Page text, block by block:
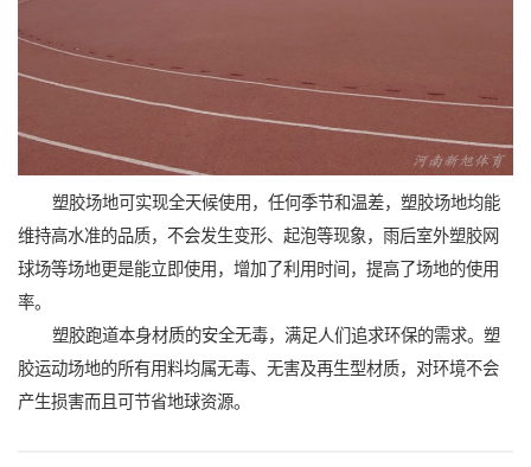
塑胶场地可实现全天候使用，任何季节和温差，塑胶场地均能
维持高水准的品质，不会发生变形、起泡等现象，雨后室外塑胶网
球场等场地更是能立即使用，增加了利用时间，提高了场地的使用
率。
塑胶跑道本身材质的安全无毒，满足人们追求环保的需求。塑
胶运动场地的所有用料均属无毒、无害及再生型材质，对环境不会
产生损害而且可节省地球资源。